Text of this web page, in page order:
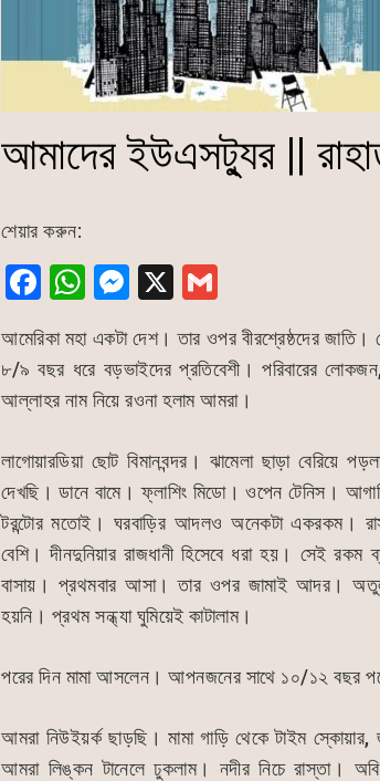
আমাদের ইউএসট্যুর ||
শেয়ার করুন:
F
c
e
o
o
k
W
at
s
p
p
M
s
s
n
g
er
X
m
ai
l
আমেরিকা মহা একটা দেশ। তার ওপর বীরশ্রেষ্ঠদের
৮/৯ বছর ধরে বড়ভাইদের প্রতিবেশী। পরিবারের
আল্লাহর নাম নিয়ে রওনা হলাম আমরা।
লাগোয়ারডিয়া ছোট বিমানবন্দর। ঝামেলা ছাড়া
দেখছি। ডানে বামে। ফ্লাশিং মিডো। ওপেন টেনিস।
টরন্টোর মতোই। ঘরবাড়ির আদলও অনেকটা একরকম।
বেশি। দীনদুনিয়ার রাজধানী হিসেবে ধরা হয়। সেই
বাসায়। প্রথমবার আসা। তার ওপর জামাই আদর।
হয়নি। প্রথম সন্ধ্যা ঘুমিয়েই কাটালাম।
পরের দিন মামা আসলেন। আপনজনের সাথে ১০/১২ বছর
আমরা নিউইয়র্ক ছাড়ছি। মামা গাড়ি থেকে টাইম
আমরা লিঙ্কন টানেলে ঢুকলাম। নদীর নিচে রাস্তা।